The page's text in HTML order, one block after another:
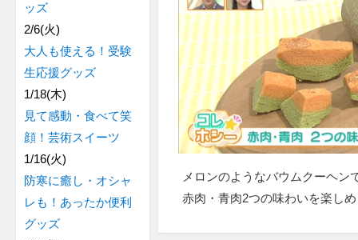
メロンのようなバウムクーヘン
赤肉・青肉2つの味わいを楽し
ッズ
2/6(火)
大人も使える！受験
生応援グッズ
1/18(木)
見て感動・食べて笑
顔！芸術スイーツ
1/16(火)
防寒に癒し・オシャ
レも！あったか便利
グッズ